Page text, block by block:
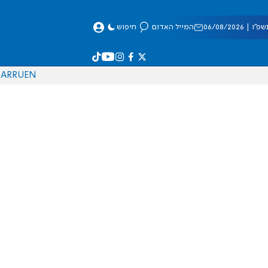
08/2026 המייל האדום חיפוש
EN
RU
AR